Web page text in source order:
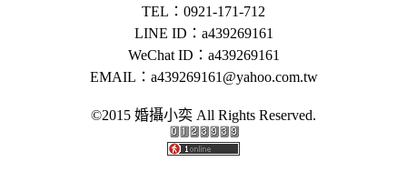
TEL：0921-171-712
LINE ID：a439269161
WeChat ID：a439269161
EMAIL： a439269161@yahoo.com.tw
©2015 婚攝小奕 All Rights Reserved.